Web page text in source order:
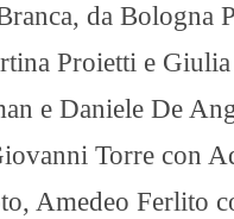
da Bologna
Proietti e
e Daniele De
Torre con
Amedeo Ferlito